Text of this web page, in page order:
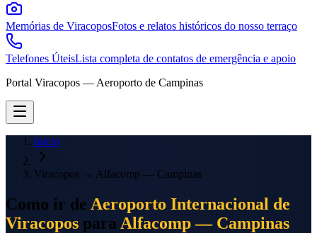
Memórias de ViracoposFotos e relatos históricos do nosso terraço
Telefones ÚteisLista completa de contatos de emergência e apoio
Portal Viracopos — Aeroporto de Campinas
Início
Viracopos → Alfacomp — Campinas
Como ir de Aeroporto Internacional de
Viracopos para Alfacomp — Campinas